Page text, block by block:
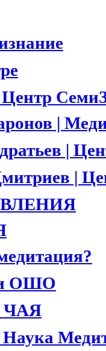
Центр
|
|
|
ОШО
Наука